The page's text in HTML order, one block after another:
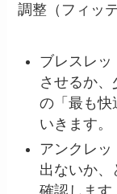
調整（フィッ
ブレスレッ
させるか
の「最も快
いきます。
アンクレッ
出ないか、
確認します